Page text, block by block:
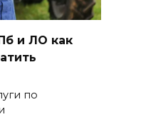
и ЛО как
по